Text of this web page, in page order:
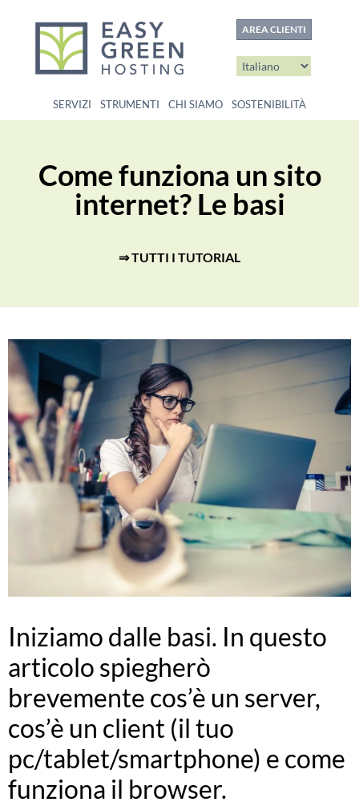
AREA CLIENTI
SERVIZI STRUMENTI CHI SIAMO SOSTENIBILITÀ
Come funziona un sito
internet? Le basi
⇒TUTTI I TUTORIAL
Iniziamo dalle basi. In questo
articolo spiegherò
brevemente cos’è un server,
cos’è un client (il tuo
pc/tablet/smartphone) e come
funziona il browser.